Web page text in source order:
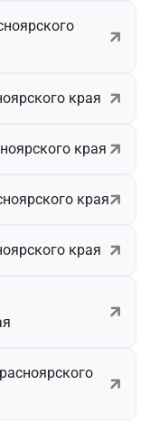
края
края
края
края